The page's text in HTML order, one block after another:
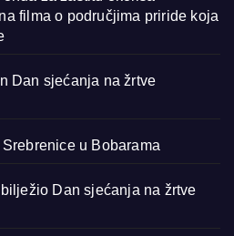
filma o područjima priride koja
Dan sjećanja na žrtve
u Bobarama
Dan sjećanja na žrtve